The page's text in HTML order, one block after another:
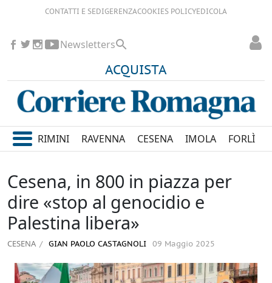
CONTATTI E SEDIGERENZACOOKIES POLICYEDICOLA
ACQUISTA
Newsletters
RIMINI RAVENNA CESENA IMOLA FORLÌ
Cesena, in 800 in piazza per
dire «stop al genocidio e
Palestina libera»
CESENA GIAN PAOLO CASTAGNOLI 09 Maggio 2025